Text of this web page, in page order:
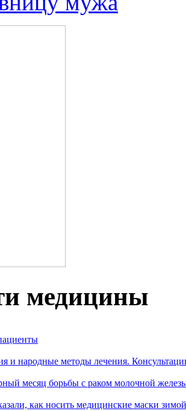
медицины
и народные методы лечения.
месяц борьбы с раком молочной
как носить медицинские маски зимой